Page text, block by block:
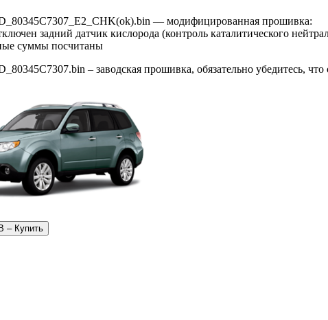
— модифицированная прошивка:
задний датчик кислорода (контроль каталитического
суммы посчитаны
– заводская прошивка, обязательно убедитесь,
– Купить